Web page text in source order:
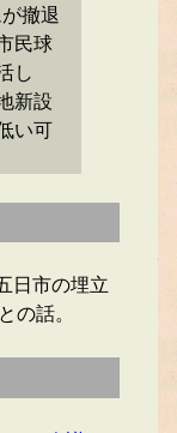
撤退
民球
し
新設
い可
日市の埋立
の話。